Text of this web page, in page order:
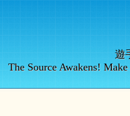
遊
The Source Awakens!